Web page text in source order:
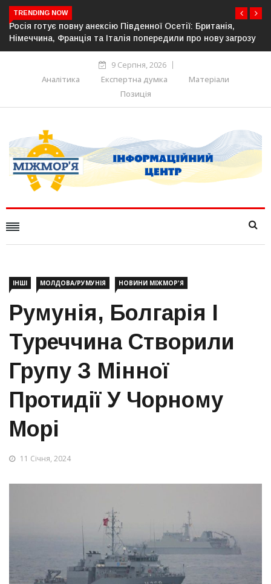
TRENDING NOW
Британія,
про нову загрозу
Естонія посилює кордон із Росією:
прикордонної інфраструктури
9 Серпня, 2026
Аналітика
Експертна думка
Матеріали
Позиція
ІНШІ МОЛДОВА/РУМУНІЯ НОВИНИ МІЖМОР'Я
Румунія, Болгарія І
Туреччина Створили
Групу З Мінної
Протидії У Чорному
Морі
11 Січня, 2024